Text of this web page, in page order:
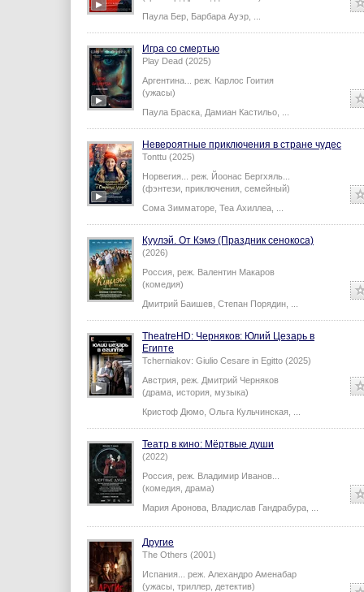
Паула Бер Барбара Ауэр
Игра со смертью
Play Dead (2025)
Аргентина... реж. Карлос Гоития
(ужасы)
Паула Браска Дамиан Кастильо
Невероятные приключения в стране чудес
Tonttu (2025)
Норвегия... реж. Йоонас Бергхяль
(фэнтези, приключения, семейный)
Сома Зимматоре Теа Ахиллеа
Куулэй. От Кэмэ (Праздник сенокоса)
(2026)
Россия, реж. Валентин Макаров
(комедия)
Дмитрий Баишев Степан Порядин
TheatreHD: Черняков: Юлий Цезарь в
Египте​​​​​​​
Tcherniakov: Giulio Cesare in Egitto (2025)
Австрия, реж. Дмитрий Черняков
(драма, история, музыка)
Кристоф Дюмо Ольга Кульчинская
Театр в кино: Мёртвые души
(2022)
Россия, реж. Владимир Иванов
(комедия, драма)
Мария Аронова Владислав Гандрабура
Другие
The Others (2001)
Испания... реж. Алехандро Аменабар
(ужасы, триллер, детектив)